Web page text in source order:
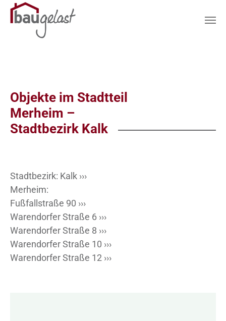
Objekte im Stadtteil
Merheim –
Stadtbezirk Kalk
Stadtbezirk: Kalk ›››
Merheim:
Fußfallstraße 90 ›››
Warendorfer Straße 6 ›››
Warendorfer Straße 8 ›››
Warendorfer Straße 10 ›››
Warendorfer Straße 12 ›››